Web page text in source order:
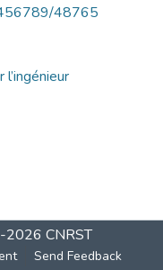
48765
2026 CNRST
Send Feedback